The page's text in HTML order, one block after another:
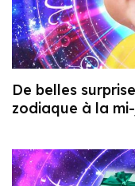
De belles
zodiaque à la